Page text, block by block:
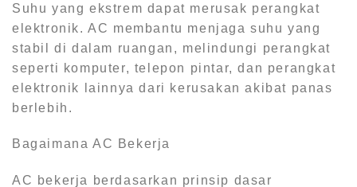
Suhu yang ekstrem dapat merusak perangkat
elektronik. AC membantu menjaga suhu yang
stabil di dalam ruangan, melindungi perangkat
seperti komputer, telepon pintar, dan perangkat
elektronik lainnya dari kerusakan akibat panas
berlebih.
Bagaimana AC Bekerja
AC bekerja berdasarkan prinsip dasar